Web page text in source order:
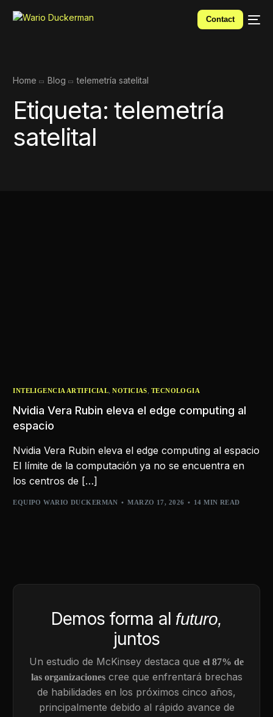
Contact
Home Blog telemetría satelital
Etiqueta:telemetría
satelital
INTELIGENCIA ARTIFICIAL,NOTICIAS, TECNOLOGIA
Nvidia Vera Rubin eleva el edge computing al
espacio
Nvidia Vera Rubin eleva el edge computing al espacio
El límite de la computación ya no se encuentra en
los centros de […]
EQUIPO WARIO DUCKERMAN MARZO 17, 2026 14 MIN READ
Demos forma al futuro,
juntos
Un estudio de McKinsey destaca que el 87% de
las organizacionescree que enfrentará brechas
de habilidades en los próximos cinco años,
principalmente debido al rápido avance de